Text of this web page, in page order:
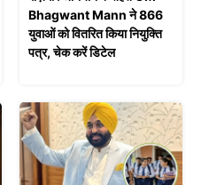
Bhagwant Mann ने 866
युवाओं को वितरित किया नियुक्ति
पत्र, चेक करें डिटेल